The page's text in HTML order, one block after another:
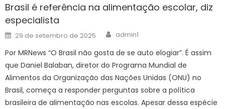
Brasil é referência na alimentação escolar, diz
especialista
Posted
on
29 de setembro de 2025 Author
admin1
Por MRNews “O Brasil não gosta de se auto elogiar”. É assim
que Daniel Balaban, diretor do Programa Mundial de
Alimentos da Organização das Nações Unidas (ONU) no
Brasil, começa a responder perguntas sobre a política
brasileira de alimentação nas escolas. Apesar dessa espécie